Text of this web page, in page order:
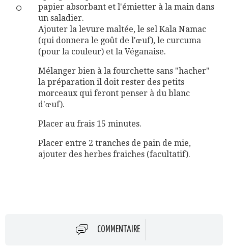
papier absorbant et l'émietter à la main dans
un saladier.
Ajouter la levure maltée, le sel Kala Namac
(qui donnera le goût de l'œuf), le curcuma
(pour la couleur) et la Véganaise.
Mélanger bien à la fourchette sans "hacher"
la préparation il doit rester des petits
morceaux qui feront penser à du blanc
d'œuf).
Placer au frais 15 minutes.
Placer entre 2 tranches de pain de mie,
ajouter des herbes fraiches (facultatif).
COMMENTAIRE